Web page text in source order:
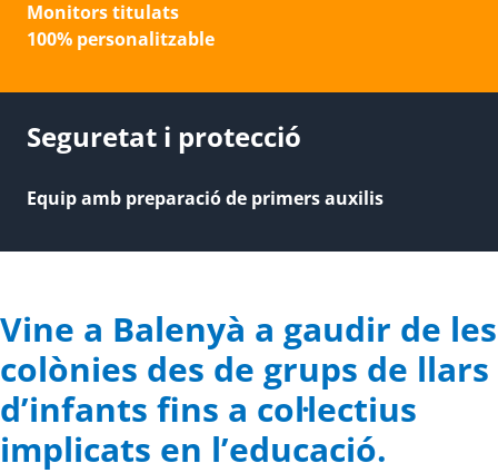
Monitors titulats
100% personalitzable
Seguretat i protecció
Equip amb preparació de primers auxilis
Vine a Balenyà a gaudir de les
colònies des de grups de llars
d’infants fins a col·lectius
implicats en l’educació.